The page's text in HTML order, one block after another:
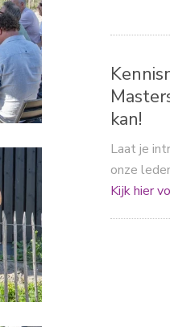
kan!
Laat je
onze
Kijk hier